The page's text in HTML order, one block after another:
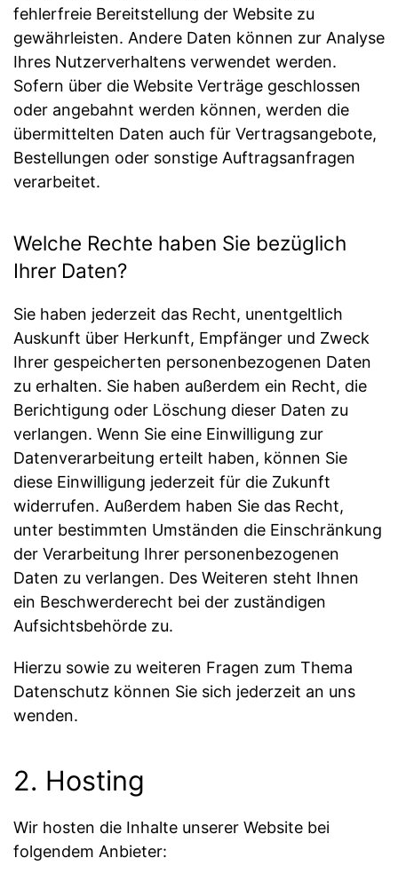
fehlerfreie Bereitstellung der Website zu
gewährleisten. Andere Daten können zur Analyse
Ihres Nutzerverhaltens verwendet werden.
Sofern über die Website Verträge geschlossen
oder angebahnt werden können, werden die
übermittelten Daten auch für Vertragsangebote,
Bestellungen oder sonstige Auftragsanfragen
verarbeitet.
Welche Rechte haben Sie bezüglich
Ihrer Daten?
Sie haben jederzeit das Recht, unentgeltlich
Auskunft über Herkunft, Empfänger und Zweck
Ihrer gespeicherten personenbezogenen Daten
zu erhalten. Sie haben außerdem ein Recht, die
Berichtigung oder Löschung dieser Daten zu
verlangen. Wenn Sie eine Einwilligung zur
Datenverarbeitung erteilt haben, können Sie
diese Einwilligung jederzeit für die Zukunft
widerrufen. Außerdem haben Sie das Recht,
unter bestimmten Umständen die Einschränkung
der Verarbeitung Ihrer personenbezogenen
Daten zu verlangen. Des Weiteren steht Ihnen
ein Beschwerderecht bei der zuständigen
Aufsichtsbehörde zu.
Hierzu sowie zu weiteren Fragen zum Thema
Datenschutz können Sie sich jederzeit an uns
wenden.
2. Hosting
Wir hosten die Inhalte unserer Website bei
folgendem Anbieter: